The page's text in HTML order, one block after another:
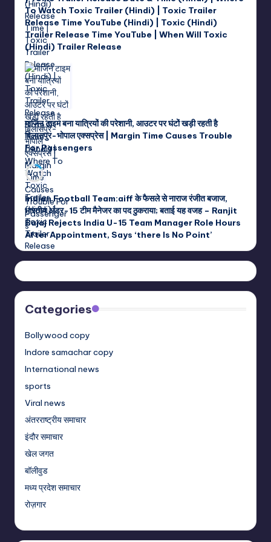
To Watch Toxic Trailer (Hindi) | Toxic Trailer
Release Time YouTube (Hindi) | Toxic (Hindi)
Trailer Release Time YouTube | When Will Toxic
(Hindi) Trailer Release
मार्जिन टाइम बना यात्रियों की परेशानी, आउटर पर घंटों खड़ी रहती है
बिलासपुर-भोपाल एक्सप्रेस | Margin Time Causes Trouble
For Passengers
Indian Football Team:aiff के फैसले से नाराज रंजीत बजाज,
भारतीय अंडर-15 टीम मैनेजर का पद ठुकराया; बताई यह वजह – Ranjit
Bajaj Rejects India U-15 Team Manager Role Hours
After Appointment, Says ‘there Is No Point’
Categories
Bollywood copy
Indore samachar copy
International news
sports
Viral news
अंतरराष्ट्रीय समाचार
इंदौर समाचार
खेल जगत
बॉलीवुड
मध्य प्रदेश समाचार
रोज़गार